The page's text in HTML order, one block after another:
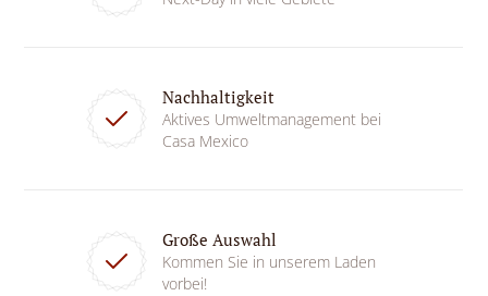
Nachhaltigkeit
Aktives Umweltmanagement bei
Casa Mexico
Große Auswahl
Kommen Sie in unserem Laden
vorbei!